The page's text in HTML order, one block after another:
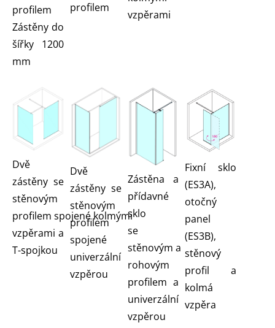
profilem
Zástěny do
šířky 1200
mm
profilem
vzpěrami
Dvě
zástěny se
stěnovým
profilem spojené kolmými
vzpěrami a
T-spojkou
Dvě
zástěny se
stěnovým
profilem
spojené
univerzální
vzpěrou
Zástěna a
přídavné
sklo
se
stěnovým a
rohovým
profilem a
univerzální
vzpěrou
Fixní sklo
(ES3A),
otočný
panel
(ES3B),
stěnový
profil a
kolmá
vzpěra